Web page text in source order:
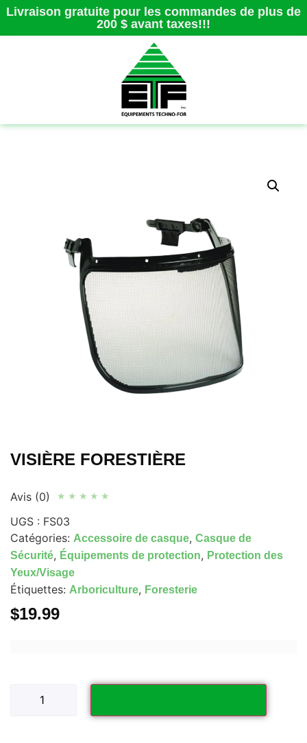
Livraison gratuite pour les commandes de plus de
200 $ avant taxes!!!
VISIÈRE FORESTIÈRE
Avis (0) ★ ★ ★ ★ ★
UGS : FS03
Catégories: Accessoire de casque, Casque de
Sécurité, Équipements de protection, Protection des
Yeux/Visage
Étiquettes: Arboriculture, Foresterie
$19.99